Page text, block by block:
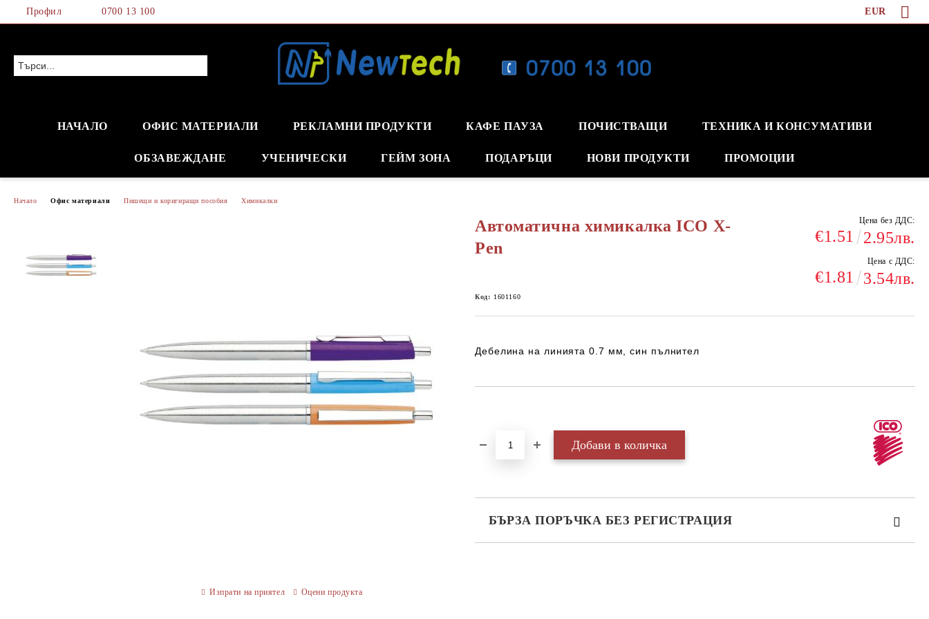
Профил 0700 13 100 EUR
НАЧАЛО ОФИС МАТЕРИАЛИ РЕКЛАМНИ ПРОДУКТИ КАФЕ ПАУЗА ПОЧИСТВАЩИ ТЕХНИКА И КОНСУМАТИВИ
ОБЗАВЕЖДАНЕ УЧЕНИЧЕСКИ ГЕЙМ ЗОНА ПОДАРЪЦИ НОВИ ПРОДУКТИ ПРОМОЦИИ
Начало Офис материали Пишещи и коригиращи пособия Химикалки
Автоматична химикалка ICO X-
Pen
Цена без ДДС:
€1.51 2.95лв.
Цена с ДДС:
€1.81 3.54лв.
Код: 1601160
Дебелина на линията 0.7 мм, син пълнител
БЪРЗА ПОРЪЧКА БЕЗ РЕГИСТРАЦИЯ
Изпрати на приятел Оцени продукта